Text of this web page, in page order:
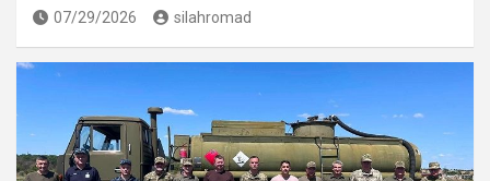
07/29/2026 silahromad